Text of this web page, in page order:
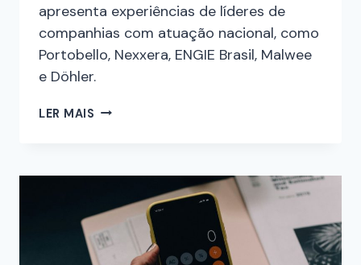
apresenta experiências de líderes de
companhias com atuação nacional, como
Portobello, Nexxera, ENGIE Brasil, Malwee
e Döhler.
LER MAIS